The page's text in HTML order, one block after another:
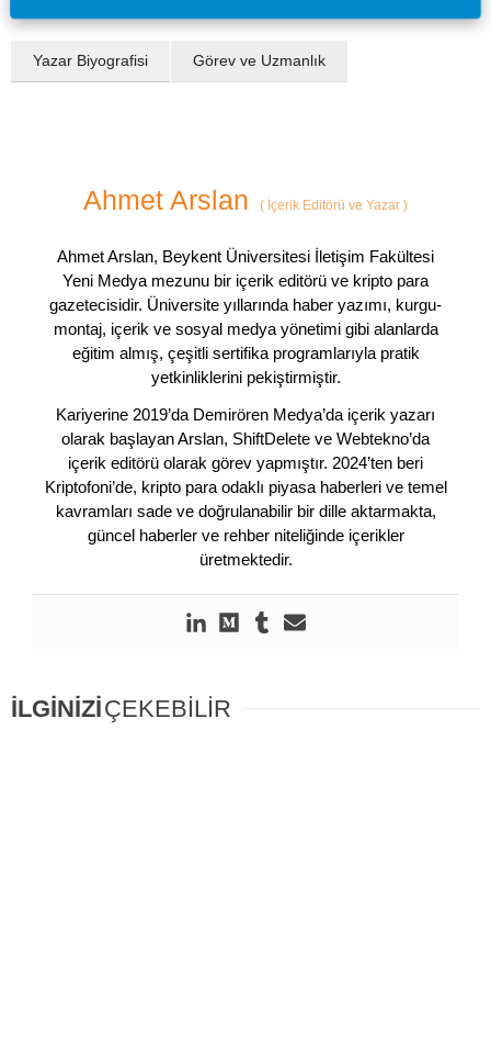
Yazar Biyografisi Görev ve Uzmanlık
Ahmet Arslan ( İçerik Editörü ve Yazar )
Ahmet Arslan, Beykent Üniversitesi İletişim Fakültesi
Yeni Medya mezunu bir içerik editörü ve kripto para
gazetecisidir. Üniversite yıllarında haber yazımı, kurgu-
montaj, içerik ve sosyal medya yönetimi gibi alanlarda
eğitim almış, çeşitli sertifika programlarıyla pratik
yetkinliklerini pekiştirmiştir.
Kariyerine 2019’da Demirören Medya’da içerik yazarı
olarak başlayan Arslan, ShiftDelete ve Webtekno’da
içerik editörü olarak görev yapmıştır. 2024’ten beri
Kriptofoni’de, kripto para odaklı piyasa haberleri ve temel
kavramları sade ve doğrulanabilir bir dille aktarmakta,
güncel haberler ve rehber niteliğinde içerikler
üretmektedir.
İLGİNİZİÇEKEBİLİR